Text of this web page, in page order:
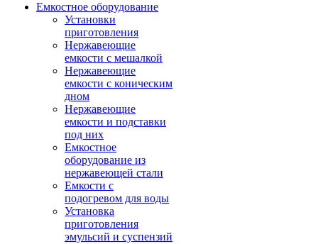
Емкостное оборудование
Установки
приготовления
Нержавеющие
емкости с мешалкой
Нержавеющие
емкости с коническим
дном
Нержавеющие
емкости и подставки
под них
Емкостное
оборудование из
нержавеющей стали
Емкости с
подогревом для воды
Установка
приготовления
эмульсий и суспензий